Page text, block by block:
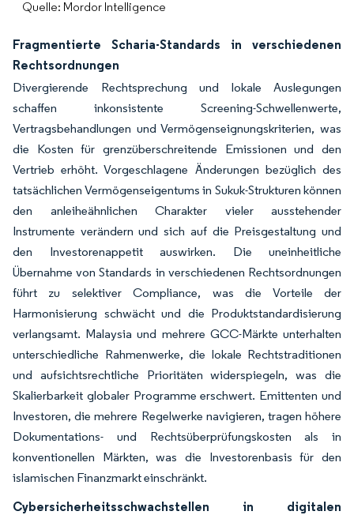
Quelle: Mordor Intelligence
Fragmentierte Scharia-Standards in verschiedenen
Rechtsordnungen
Divergierende Rechtsprechung und lokale Auslegungen
schaffen inkonsistente Screening-Schwellenwerte,
Vertragsbehandlungen und Vermögenseignungskriterien, was
die Kosten für grenzüberschreitende Emissionen und den
Vertrieb erhöht. Vorgeschlagene Änderungen bezüglich des
tatsächlichen Vermögenseigentums in Sukuk-Strukturen können
den anleiheähnlichen Charakter vieler ausstehender
Instrumente verändern und sich auf die Preisgestaltung und
den Investorenappetit auswirken. Die uneinheitliche
Übernahme von Standards in verschiedenen Rechtsordnungen
führt zu selektiver Compliance, was die Vorteile der
Harmonisierung schwächt und die Produktstandardisierung
verlangsamt. Malaysia und mehrere GCC-Märkte unterhalten
unterschiedliche Rahmenwerke, die lokale Rechtstraditionen
und aufsichtsrechtliche Prioritäten widerspiegeln, was die
Skalierbarkeit globaler Programme erschwert. Emittenten und
Investoren, die mehrere Regelwerke navigieren, tragen höhere
Dokumentations- und Rechtsüberprüfungskosten als in
konventionellen Märkten, was die Investorenbasis für den
islamischen Finanzmarkt einschränkt.
Cybersicherheitsschwachstellen in digitalen